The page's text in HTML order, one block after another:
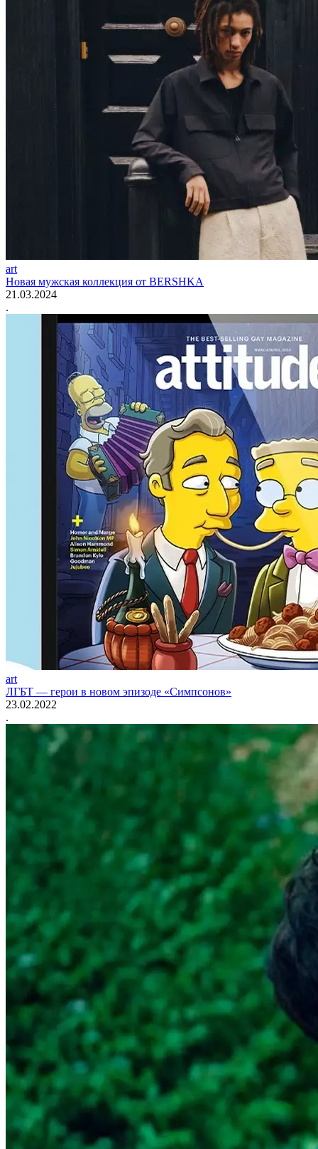
art
Новая мужская коллекция от BERSHKA
21.03.2024
.
art
ЛГБТ — герои в новом эпизоде «Симпсонов»
23.02.2022
.